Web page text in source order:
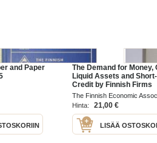
and Paper
The Demand for Money,
Liquid Assets and
Credit by Finnish Firms
(tekijän omiste,
The Finnish Economic
1976
Hinta: 21,00 €
LISÄÄ